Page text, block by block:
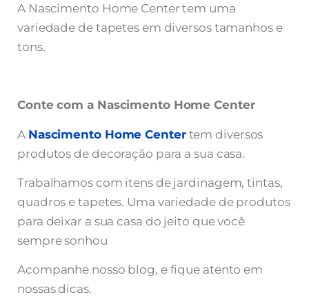
A Nascimento Home Center tem uma
variedade de tapetes em diversos tamanhos e
tons.
Conte com a Nascimento Home Center
A Nascimento Home Centertem diversos
produtos de decoração para a sua casa.
Trabalhamos com itens de jardinagem, tintas,
quadros e tapetes. Uma variedade de produtos
para deixar a sua casa do jeito que você
sempre sonhou
Acompanhe nosso blog, e fique atento em
nossas dicas.